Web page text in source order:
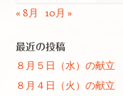
« 8月
10月 »
最近の投稿
８月５日（水）の献立
８月４日（火）の献立